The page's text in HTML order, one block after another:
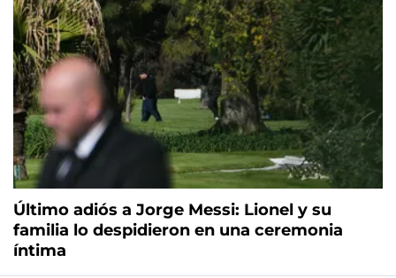
Último adiós a Jorge Messi: Lionel y su
familia lo despidieron en una ceremonia
íntima